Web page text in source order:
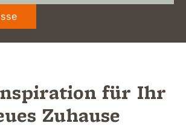
für Ihr
Zuhause